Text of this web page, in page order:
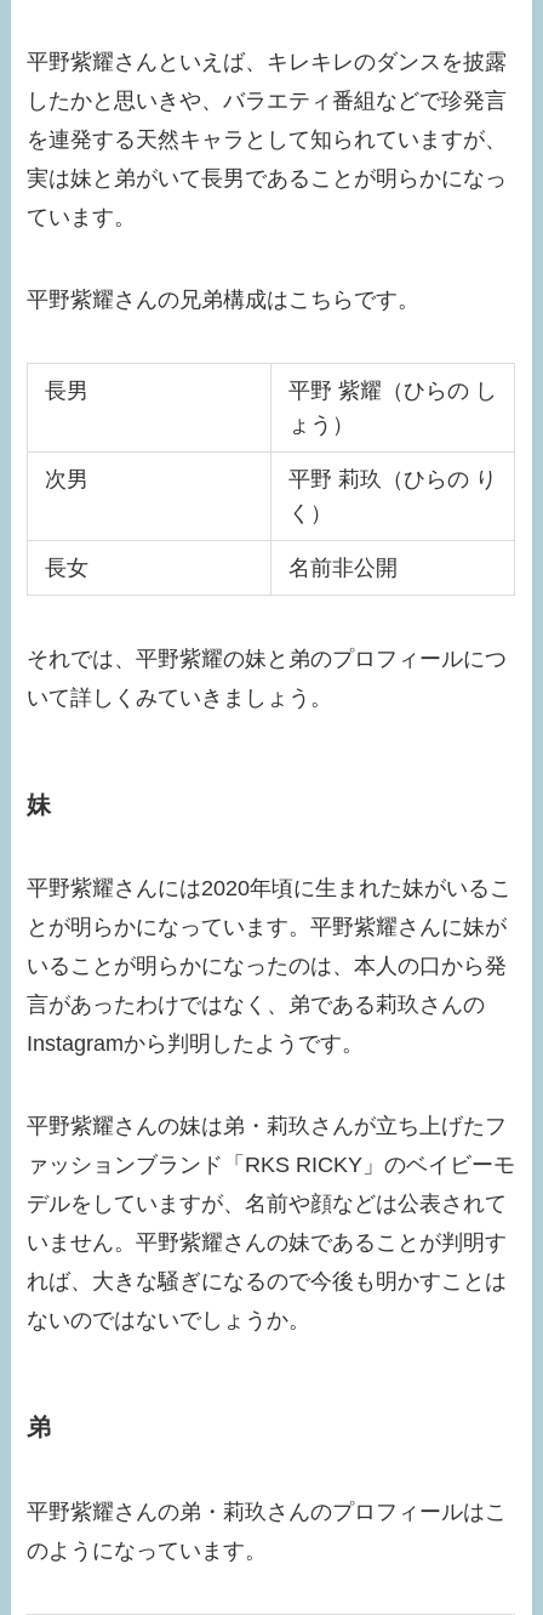
平野紫耀さんといえば、キレキレのダンスを披露
したかと思いきや、バラエティ番組などで珍発言
を連発する天然キャラとして知られていますが、
実は妹と弟がいて長男であることが明らかになっ
ています。
平野紫耀さんの兄弟構成はこちらです。
長男
平野 紫耀（ひらの し
ょう）
次男
平野 莉玖（ひらの り
く）
長女 名前非公開
それでは、平野紫耀の妹と弟のプロフィールにつ
いて詳しくみていきましょう。
妹
平野紫耀さんには2020年頃に生まれた妹がいるこ
とが明らかになっています。平野紫耀さんに妹が
いることが明らかになったのは、本人の口から発
言があったわけではなく、弟である莉玖さんの
Instagramから判明したようです。
平野紫耀さんの妹は弟・莉玖さんが立ち上げたフ
ァッションブランド「RKS RICKY」のベイビーモ
デルをしていますが、名前や顔などは公表されて
いません。平野紫耀さんの妹であることが判明す
れば、大きな騒ぎになるので今後も明かすことは
ないのではないでしょうか。
弟
平野紫耀さんの弟・莉玖さんのプロフィールはこ
のようになっています。